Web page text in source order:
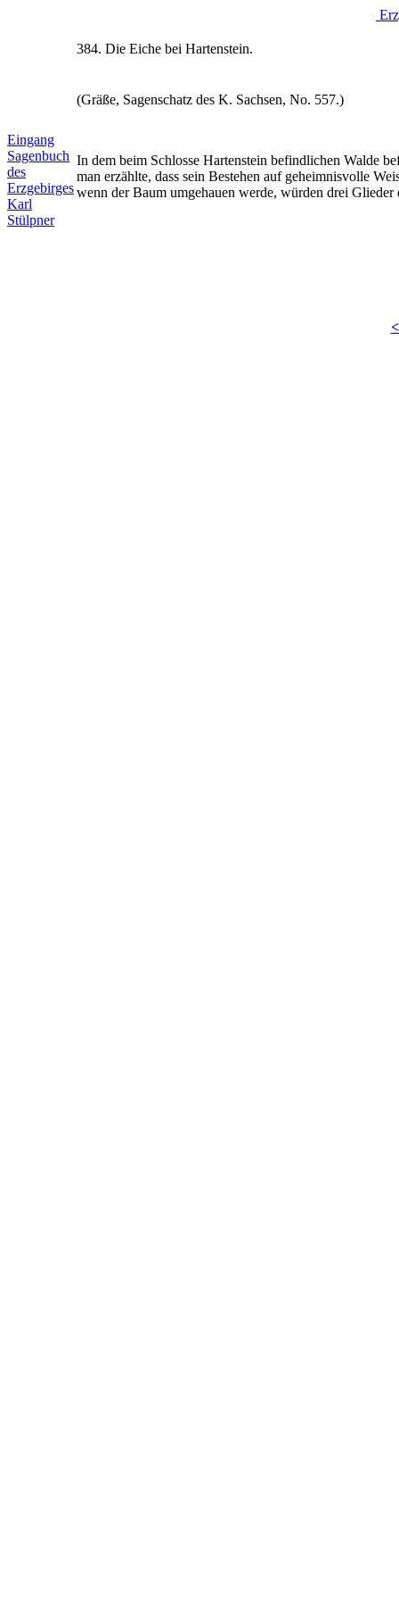
Eingang
Sagenbuch
des
Erzgebirges
Karl
Stülpner
384. Die Eiche bei Hartenstein.
(Gräße, Sagenschatz des K. Sachsen, No. 557.)
In dem beim Schlosse Hartenstein befindlichen Walde
man erzählte, dass sein Bestehen auf geheimnisvolle
wenn der Baum umgehauen werde, würden drei Glieder